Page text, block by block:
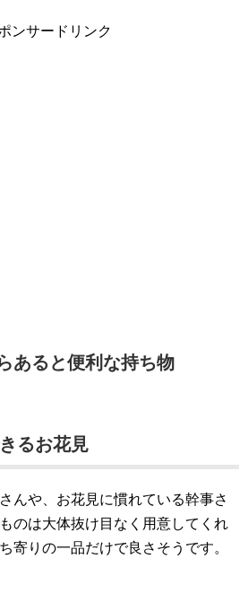
ンサードリンク
あると便利な持ち物
るお花見
んや、お花見に慣れている幹事さ
のは大体抜け目なく用意してくれ
寄りの一品だけで良さそうです。